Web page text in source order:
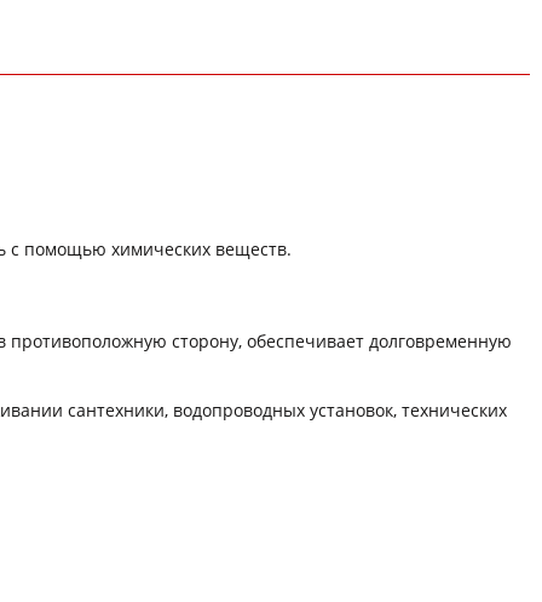
с помощью химических веществ.
сторону, обеспечивает долговременную
сантехники, водопроводных установок, технических